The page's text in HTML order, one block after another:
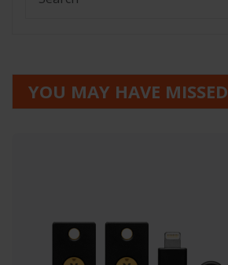
YOU MAY HAVE MISSED